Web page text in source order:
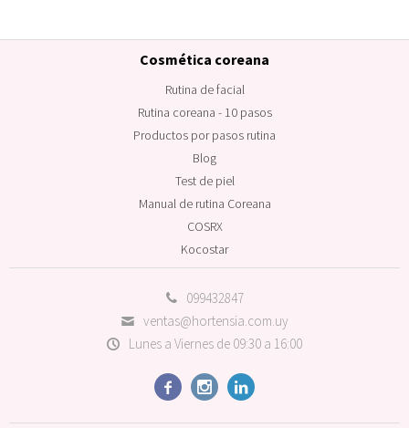
099432847
ventas@hortensia.com.uy
Lunes a Viernes de 09:30 a 16:00
  
Cosmética coreana
Rutina de facial
Rutina coreana - 10 pasos
Productos por pasos rutina
Blog
Test de piel
Manual de rutina Coreana
COSRX
Kocostar